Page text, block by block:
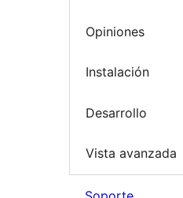
Opiniones
Instalación
Desarrollo
Vista avanzada